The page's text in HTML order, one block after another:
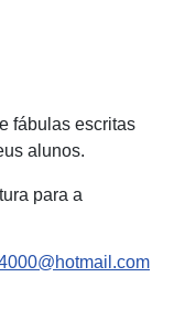
fábulas escritas
alunos.
para a